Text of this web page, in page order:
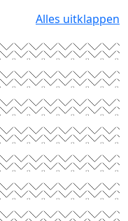
Alles uitklappen